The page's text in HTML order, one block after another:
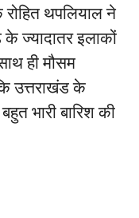
रोहित थपलियाल ने
ज्यादातर इलाकों
ही मौसम
उत्तराखंड के
भारी बारिश की